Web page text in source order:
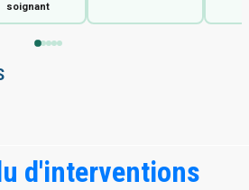
soignant
d'interventions